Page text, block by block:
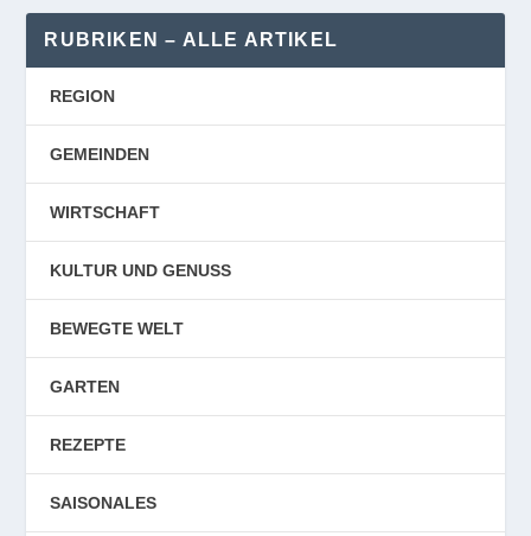
RUBRIKEN – ALLE ARTIKEL
REGION
GEMEINDEN
WIRTSCHAFT
KULTUR UND GENUSS
BEWEGTE WELT
GARTEN
REZEPTE
SAISONALES